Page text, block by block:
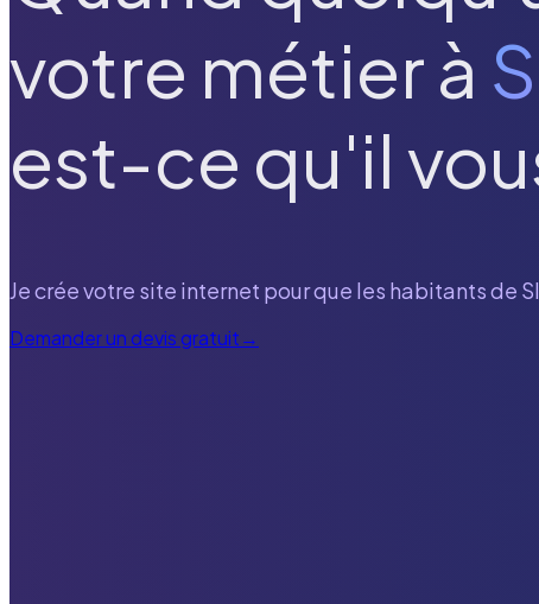
votre métier à
est-ce qu'il
Je crée votre site internet pour que les habitants de
Demander un devis gratuit→